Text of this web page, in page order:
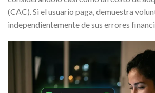
(CAC). Si el usuario paga, demuestra
independientemente de sus errores